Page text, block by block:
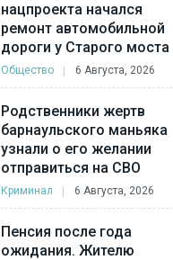
нацпроекта начался
ремонт автомобильной
дороги у Старого моста
Общество 6 Августа, 2026
Родственники жертв
барнаульского маньяка
узнали о его желании
отправиться на СВО
Криминал 6 Августа, 2026
Пенсия после года
ожидания. Жителю